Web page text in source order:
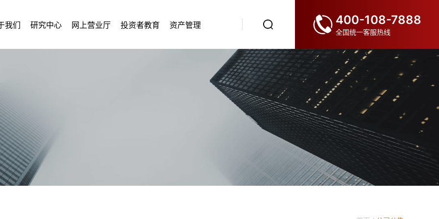
我们 研究中心 网上营业厅 投资者教育 资产管理 400-108-7888
全国统一客服热线